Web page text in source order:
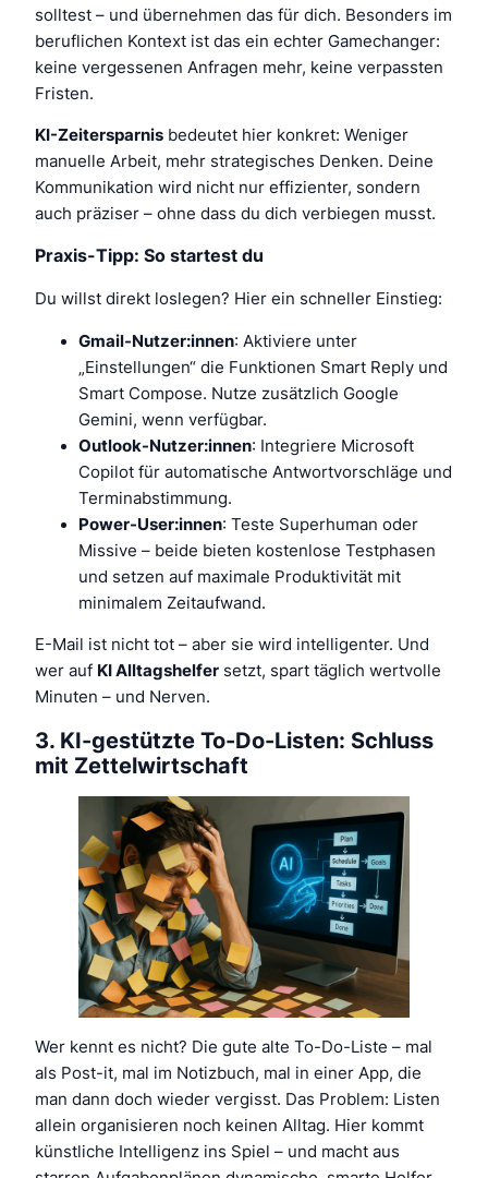
solltest – und übernehmen das für dich. Besonders im
beruflichen Kontext ist das ein echter Gamechanger:
keine vergessenen Anfragen mehr, keine verpassten
Fristen.
KI-Zeitersparnis bedeutet hier konkret: Weniger
manuelle Arbeit, mehr strategisches Denken. Deine
Kommunikation wird nicht nur effizienter, sondern
auch präziser – ohne dass du dich verbiegen musst.
Praxis-Tipp: So startest du
Du willst direkt loslegen? Hier ein schneller Einstieg:
Gmail-Nutzer:innen: Aktiviere unter
„Einstellungen“ die Funktionen Smart Reply und
Smart Compose. Nutze zusätzlich Google
Gemini, wenn verfügbar.
Outlook-Nutzer:innen: Integriere Microsoft
Copilot für automatische Antwortvorschläge und
Terminabstimmung.
Power-User:innen: Teste Superhuman oder
Missive – beide bieten kostenlose Testphasen
und setzen auf maximale Produktivität mit
minimalem Zeitaufwand.
E-Mail ist nicht tot – aber sie wird intelligenter. Und
wer auf KI Alltagshelfer setzt, spart täglich wertvolle
Minuten – und Nerven.
3. KI-gestützte To-Do-Listen: Schluss
mit Zettelwirtschaft
Wer kennt es nicht? Die gute alte To-Do-Liste – mal
als Post-it, mal im Notizbuch, mal in einer App, die
man dann doch wieder vergisst. Das Problem: Listen
allein organisieren noch keinen Alltag. Hier kommt
künstliche Intelligenz ins Spiel – und macht aus